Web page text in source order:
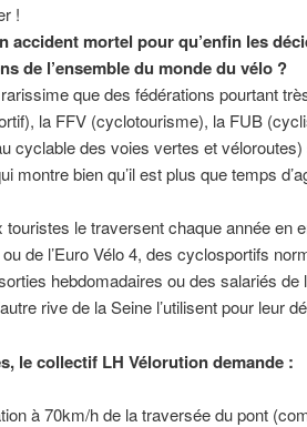
!
accident mortel pour qu’enfin les
de l’ensemble du monde du vélo ?
que des fédérations pourtant
la FFV (cyclotourisme), la FUB
cyclable des voies vertes et
montre bien qu’il est plus que temps
touristes le traversent chaque année en
de l’Euro Vélo 4, des cyclosportifs
hebdomadaires ou des salariés de
rive de la Seine l’utilisent pour leur
le collectif LH Vélorution demande :
à 70km/h de la traversée du pont